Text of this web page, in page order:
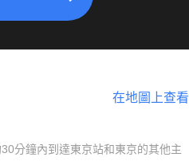
在地圖上查看
分鐘內到達東京站和東京的其他主